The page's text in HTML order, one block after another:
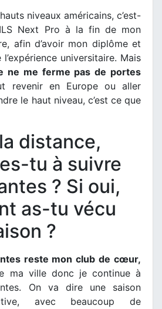
niveaux américains, c’est-
Next Pro à la fin de mon
afin d’avoir mon diplôme et
universitaire. Mais
ne me ferme pas de portes
revenir en Europe ou aller
le haut niveau, c’est ce que
distance,
tu à suivre
? Si oui,
as-tu vécu
?
reste mon club de cœur,
ma ville donc je continue à
On va dire une saison
avec beaucoup de